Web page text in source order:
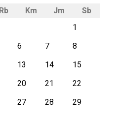
Rb Km Jm
Sb
1
6 7
8
13 14
15
20 21
22
27 28
29